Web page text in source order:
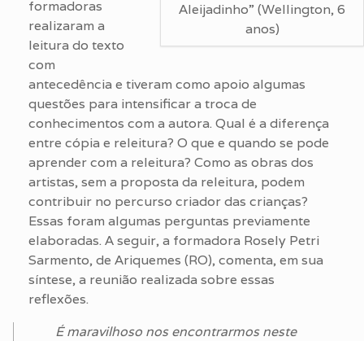
Aleijadinho” (Wellington, 6
anos)
formadoras
realizaram a
leitura do texto
com
antecedência e tiveram como apoio algumas
questões para intensificar a troca de
conhecimentos com a autora. Qual é a diferença
entre cópia e releitura? O que e quando se pode
aprender com a releitura? Como as obras dos
artistas, sem a proposta da releitura, podem
contribuir no percurso criador das crianças?
Essas foram algumas perguntas previamente
elaboradas. A seguir, a formadora Rosely Petri
Sarmento, de Ariquemes (RO), comenta, em sua
síntese, a reunião realizada sobre essas
reflexões.
É maravilhoso nos encontrarmos neste